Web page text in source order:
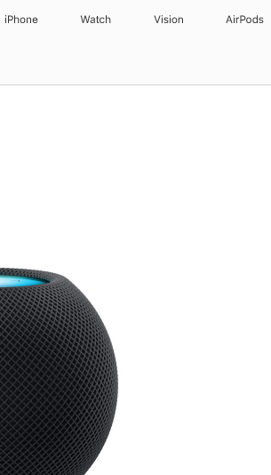
iPhone Watch Vision AirPods